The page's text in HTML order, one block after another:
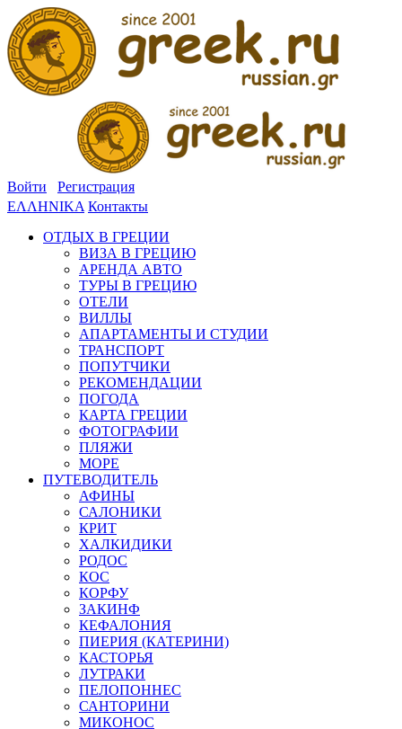
Войти
Регистрация
ΕΛΛΗΝΙΚΑ Контакты
ОТДЫХ В ГРЕЦИИ
ВИЗА В ГРЕЦИЮ
АРЕНДА АВТО
ТУРЫ В ГРЕЦИЮ
ОТЕЛИ
ВИЛЛЫ
АПАРТАМЕНТЫ И СТУДИИ
ТРАНСПОРТ
ПОПУТЧИКИ
РЕКОМЕНДАЦИИ
ПОГОДА
КАРТА ГРЕЦИИ
ФОТОГРАФИИ
ПЛЯЖИ
МОРЕ
ПУТЕВОДИТЕЛЬ
АФИНЫ
САЛОНИКИ
КРИТ
ХАЛКИДИКИ
РОДОС
КОС
КОРФУ
ЗАКИНФ
КЕФАЛОНИЯ
ПИЕРИЯ (КАТЕРИНИ)
КАСТОРЬЯ
ЛУТРАКИ
ПЕЛОПОННЕС
САНТОРИНИ
МИКОНОС